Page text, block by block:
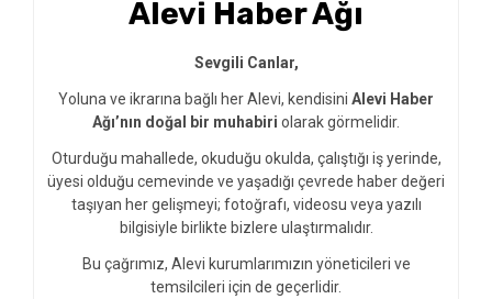
Alevi Haber Ağı
Sevgili Canlar,
Yoluna ve ikrarına bağlı her Alevi, kendisini Alevi Haber
Ağı’nın doğal bir muhabiri olarak görmelidir.
Oturduğu mahallede, okuduğu okulda, çalıştığı iş yerinde,
üyesi olduğu cemevinde ve yaşadığı çevrede haber değeri
taşıyan her gelişmeyi; fotoğrafı, videosu veya yazılı
bilgisiyle birlikte bizlere ulaştırmalıdır.
Bu çağrımız, Alevi kurumlarımızın yöneticileri ve
temsilcileri için de geçerlidir.